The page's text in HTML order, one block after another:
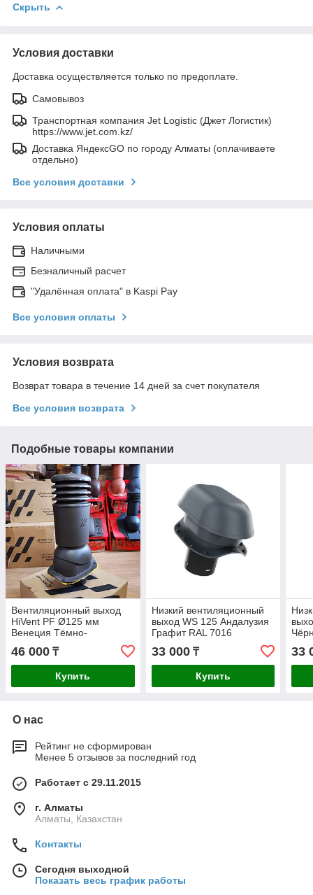
Скрыть
Условия доставки
Доставка осуществляется только по предоплате.
Самовывоз
Транспортная компания Jet Logistic (Джет Логистик)
https://www.jet.com.kz/
Доставка ЯндексGO по городу Алматы (оплачиваете
отдельно)
Все условия доставки
Условия оплаты
Наличными
Безналичный расчет
"Удалённая оплата" в Kaspi Pay
Все условия оплаты
Условия возврата
Возврат товара в течение 14 дней за счет покупателя
Все условия возврата
Подобные товары компании
Вентиляционный выход
HiVent PF Ø125 мм
Венеция Тёмно-
коричневый RAL 8019
утеплённый
46 000 ₸
Купить
Низкий вентиляционный
выход WS 125 Андалузия
Графит RAL 7016
33 000₸
Купить
33
О нас
Рейтинг не сформирован
Менее 5 отзывов за последний год
Работает с 29.11.2015
г. Алматы
Алматы, Казахстан
Контакты
Сегодня выходной
Показать весь график работы